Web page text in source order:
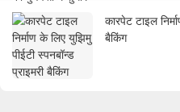
कारपेट टाइल
बैकिंग